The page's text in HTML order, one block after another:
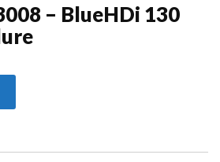
– BlueHDi 130